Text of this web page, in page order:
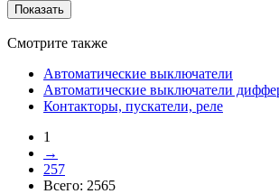
Смотрите также
Автоматические выключатели
Автоматические выключатели
Контакторы, пускатели, реле
1
→
257
Всего: 2565